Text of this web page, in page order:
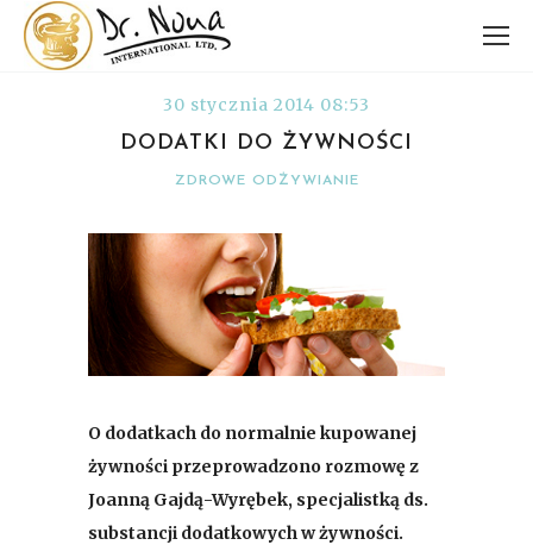
30 stycznia 2014 08:53
DODATKI DO ŻYWNOŚCI
ZDROWE ODŻYWIANIE
O dodatkach do normalnie kupowanej
żywności przeprowadzono rozmowę z
Joanną Gajdą-Wyrębek, specjalistką ds.
substancji dodatkowych w żywności.